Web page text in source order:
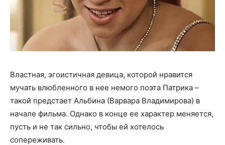
Властная, эгоистичная девица, которой нравится
мучать влюбленного в нее немого поэта Патрика –
такой предстает Альбина (Варвара Владимирова) в
начале фильма. Однако в конце ее характер меняется,
пусть и не так сильно, чтобы ей хотелось
сопереживать.